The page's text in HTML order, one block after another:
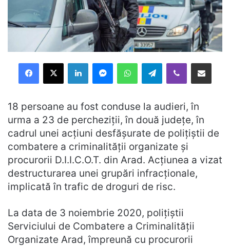
Facebook
X LinkedInMessengerWhatsAppTelegramViber Distribuie prin mail
18 persoane au fost conduse la audieri, în
urma a 23 de percheziții, în două județe, în
cadrul unei acțiuni desfășurate de polițiștii de
combatere a criminalității organizate și
procurorii D.I.I.C.O.T. din Arad. Acțiunea a vizat
destructurarea unei grupări infracționale,
implicată în trafic de droguri de risc.
La data de 3 noiembrie 2020, polițiștii
Serviciului de Combatere a Criminalității
Organizate Arad, împreună cu procurorii